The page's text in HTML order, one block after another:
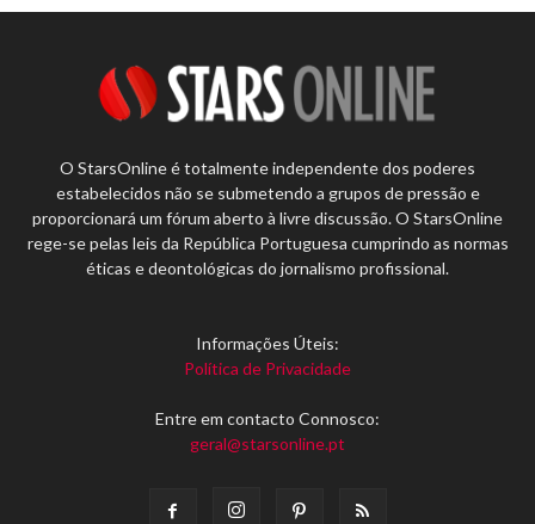
O StarsOnline é totalmente independente dos poderes
estabelecidos não se submetendo a grupos de pressão e
proporcionará um fórum aberto à livre discussão. O StarsOnline
rege-se pelas leis da República Portuguesa cumprindo as normas
éticas e deontológicas do jornalismo profissional.
Informações Úteis:
Política de Privacidade
Entre em contacto Connosco:
geral@starsonline.pt